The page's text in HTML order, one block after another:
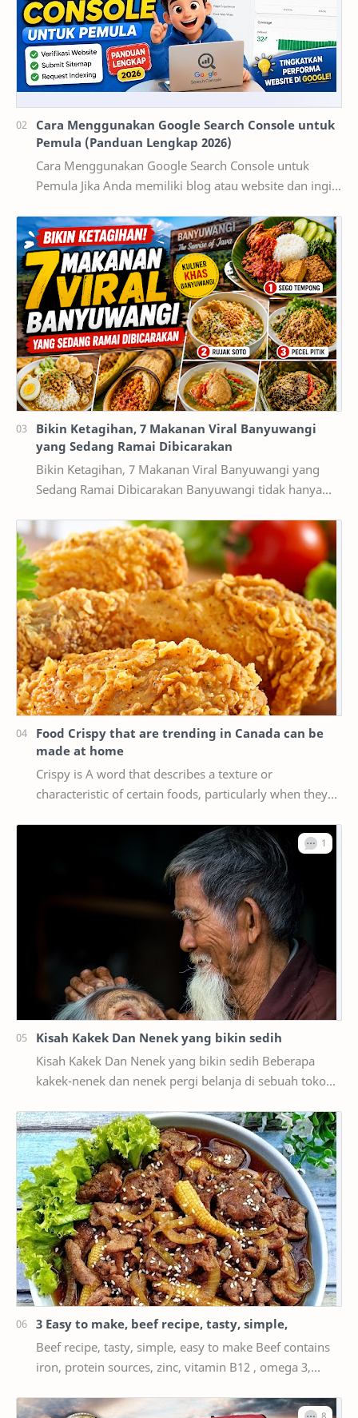
Cara Menggunakan Google Search Console untuk
Pemula (Panduan Lengkap 2026)
Cara Menggunakan Google Search Console untuk
Pemula Jika Anda memiliki blog atau website dan ingin
memaha…
Bikin Ketagihan, 7 Makanan Viral Banyuwangi
yang Sedang Ramai Dibicarakan
Bikin Ketagihan, 7 Makanan Viral Banyuwangi yang
Sedang Ramai Dibicarakan Banyuwangi tidak hanya
Food Crispy that are trending in Canada can be
made at home
Crispy is A word that describes a texture or
characteristic of certain foods, particularly when they
Kisah Kakek Dan Nenek yang bikin sedih
Kisah Kakek Dan Nenek yang bikin sedih Beberapa
kakek-nenek dan nenek pergi belanja di sebuah toko
Kemu…
3 Easy to make, beef recipe, tasty, simple,
Beef recipe, tasty, simple, easy to make Beef contains
iron, protein sources, zinc, vitamin B12 , omega 3,